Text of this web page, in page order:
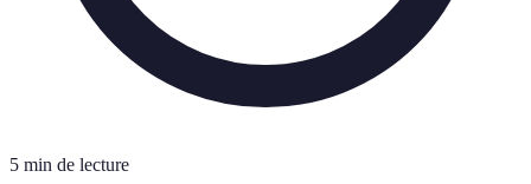
5 min de lecture